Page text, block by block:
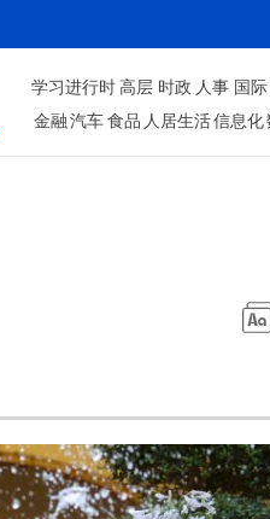
学习进行时 高层 时政 人事 国际
金融 汽车 食品 人居生活信息化